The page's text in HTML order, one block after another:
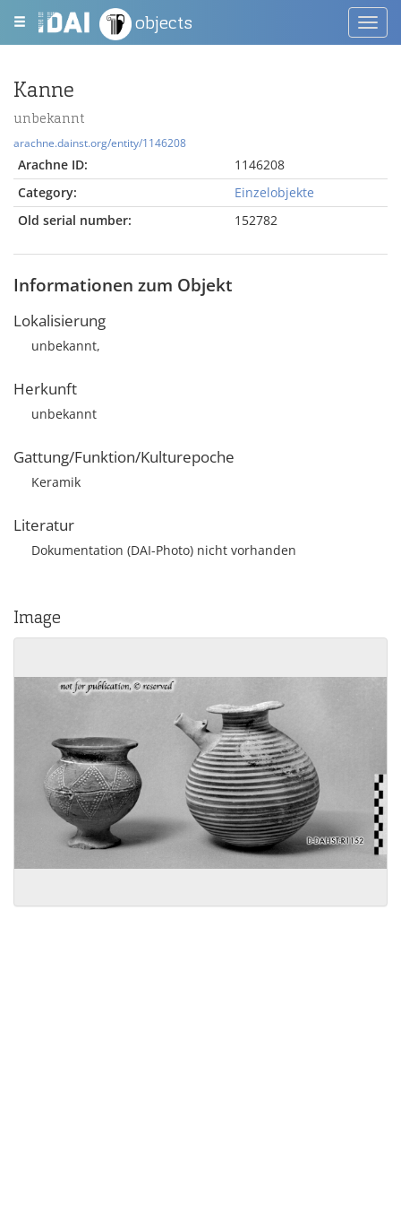
objects
Kanne
unbekannt
arachne.dainst.org/entity/1146208
Arachne ID:
1146208
Category:
Einzelobjekte
Old serial number:
152782
Informationen zum Objekt
Lokalisierung
unbekannt,
Herkunft
unbekannt
Gattung/Funktion/Kulturepoche
Keramik
Literatur
Dokumentation (DAI-Photo) nicht vorhanden
Image